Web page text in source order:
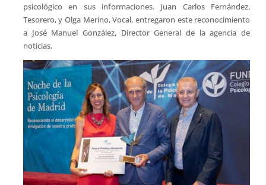
psicológico en sus informaciones. Juan Carlos Fernández,
Tesorero, y Olga Merino, Vocal, entregaron este reconocimiento
a José Manuel González, Director General de la agencia de
noticias.